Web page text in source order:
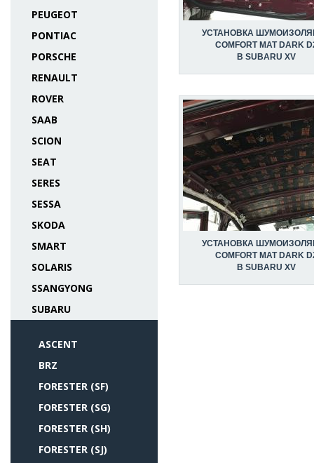
PEUGEOT
PONTIAC
PORSCHE
RENAULT
ROVER
SAAB
SCION
SEAT
SERES
SESSA
SKODA
SMART
SOLARIS
SSANGYONG
SUBARU
ASCENT
BRZ
FORESTER (SF)
FORESTER (SG)
FORESTER (SH)
FORESTER (SJ)
УСТАНОВКА
COMFORT MAT DARK
В SUBARU XV
УСТАНОВКА
COMFORT MAT DARK
В SUBARU XV